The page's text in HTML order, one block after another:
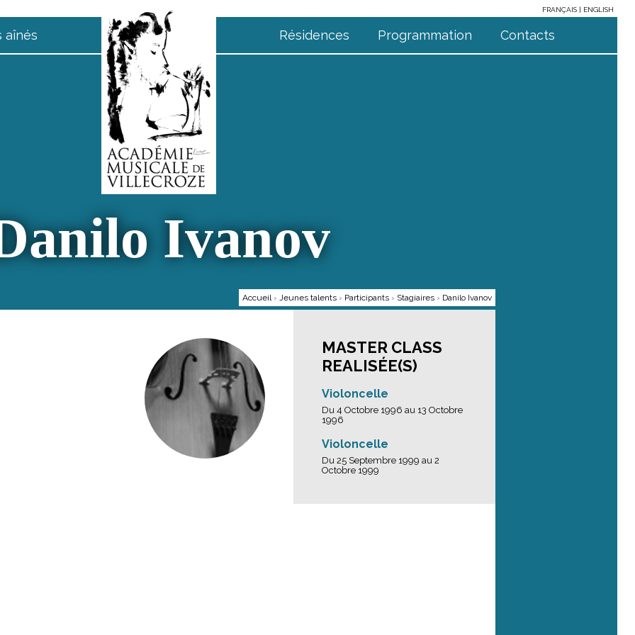
FRANÇAIS
ENGLISH
aînés Résidences Programmation Contacts
Ivanov
Accueil › Jeunes talents › Participants › Stagiaires › Danilo Ivanov
MASTER CLASS
REALISÉE(S)
Violoncelle
Du 4 Octobre 1996 au 13 Octobre
1996
Violoncelle
Du 25 Septembre 1999 au 2
Octobre 1999